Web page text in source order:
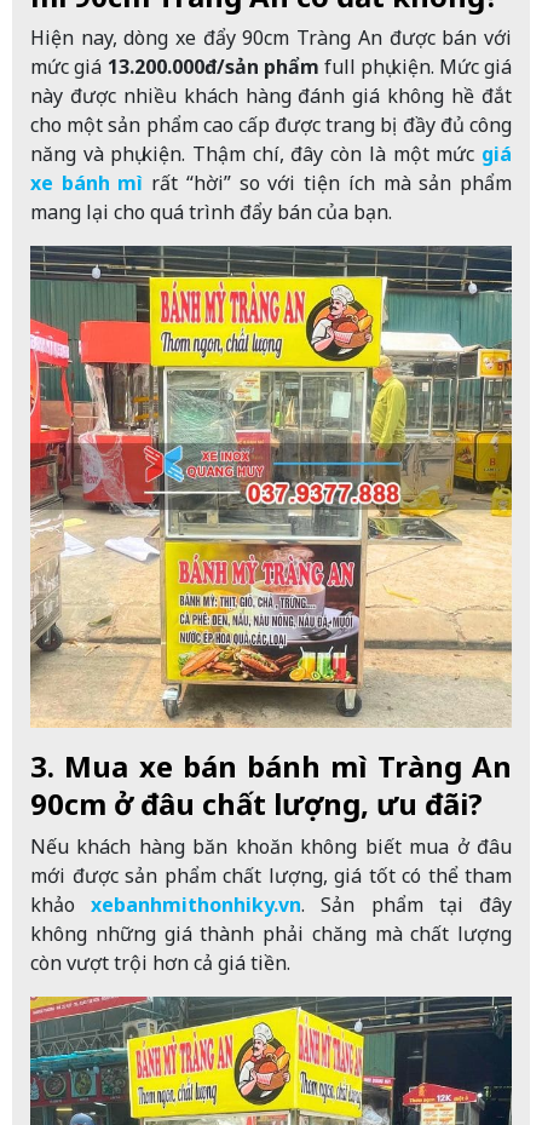
Hiện nay, dòng xe đẩy 90cm Tràng An được bán với
mức giá 13.200.000đ/sản phẩm full phụ kiện. Mức giá
này được nhiều khách hàng đánh giá không hề đắt
cho một sản phẩm cao cấp được trang bị đầy đủ công
năng và phụ kiện. Thậm chí, đây còn là một mức giá
xe bánh mì rất “hời” so với tiện ích mà sản phẩm
mang lại cho quá trình đẩy bán của bạn.
3. Mua xe bán bánh mì Tràng An
90cm ở đâu chất lượng, ưu đãi?
Nếu khách hàng băn khoăn không biết mua ở đâu
mới được sản phẩm chất lượng, giá tốt có thể tham
khảoxebanhmithonhiky.vn. Sản phẩm tại đây
không những giá thành phải chăng mà chất lượng
còn vượt trội hơn cả giá tiền.